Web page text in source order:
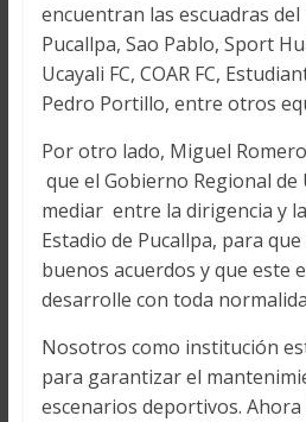
encuentran las escuadras
Pucallpa, Sao Pablo, Sport
Ucayali FC, COAR FC,
Pedro Portillo, entre otros
Por otro lado, Miguel
que el Gobierno Regional de
mediar entre la dirigencia y
Estadio de Pucallpa, para
buenos acuerdos y que este
desarrolle con toda
Nosotros como institución
para garantizar el
escenarios deportivos.